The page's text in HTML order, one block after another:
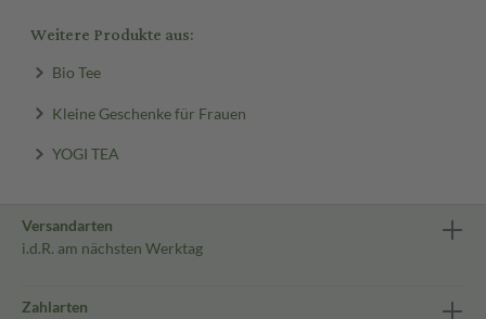
Weitere Produkte aus:
Bio Tee
Kleine Geschenke für Frauen
YOGI TEA
Versandarten
i.d.R. am nächsten Werktag
Zahlarten